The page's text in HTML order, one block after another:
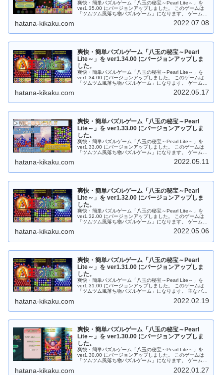
爽快・簡単パズルゲーム「八玉の秘宝～Pearl Lite～」を
ver1.35.00 にバージョンアップしました。 このゲームは
「ツムツム風落ち物パズルゲーム」になります。 ゲーム中
宝玉（パール）を３つ以上つなげてください。 主なバージ
ドを追加しました。初級プレイから地獄プレイまで遊べま
す。 はじめて遊ぶ方はまずは「初級プレイ」で！ 上級者
のチャレンジモードでハイスコアをめざそう！ ※ こちら
はWeb版になりますのでご留意ください。 Android版の場
合は「Google Play ストア」からダウンロードしてから遊
ぶことができます。 Web版の場合はＰＣのブラウザで遊ぶ
ことができます。 もちろんフリーソフトです。応援、よろ
しくお願いします。
hatana-kikaku.com 2022.07.08
爽快・簡単パズルゲーム「八玉の秘宝～Pearl
Lite～」を ver1.34.00 にバージョンアップしま
した。
爽快・簡単パズルゲーム「八玉の秘宝～Pearl Lite～」を
ver1.34.00 にバージョンアップしました。 このゲームは
「ツムツム風落ち物パズルゲーム」になります。 ゲーム中
宝玉（パール）を３つ以上つなげてください。 主なバージ
で遊べるよう「ゲームバランス」を調整しました。 メモリ
管理などの内部処理を最適化して全体的にパフォーマンス
した。 Android版の場合は「Google Play ストア」からダ
ウンロードしてから遊ぶことができます。 Web版の場合は
ＰＣのブラウザで遊ぶことができます。 もちろんフリーソ
フトです。応援、よろしくお願いします。
hatana-kikaku.com 2022.05.17
爽快・簡単パズルゲーム「八玉の秘宝～Pearl
Lite～」を ver1.33.00 にバージョンアップしま
した。
爽快・簡単パズルゲーム「八玉の秘宝～Pearl Lite～」を
ver1.33.00 にバージョンアップしました。 このゲームは
「ツムツム風落ち物パズルゲーム」になります。 ゲーム中
宝玉（パール）を３つ以上つなげてください。 主なバージ
で遊べるよう「ゲームバランス」を調整しました。 メモリ
した。 Android版は「Google Play ストア」からダウンロ
ードしてから遊ぶことができます。 Web版はダウンロード
なしでＰＣのブラウザで遊ぶことができます。 もちろんフ
リーソフトです。応援、よろしくお願いします。
hatana-kikaku.com 2022.05.11
爽快・簡単パズルゲーム「八玉の秘宝～Pearl
Lite～」を ver1.32.00 にバージョンアップしま
した。
爽快・簡単パズルゲーム「八玉の秘宝～Pearl Lite～」を
ver1.32.00 にバージョンアップしました。 このゲームは
「ツムツム風落ち物パズルゲーム」になります。 ゲーム中
宝玉（パール）を３つ以上つなげてください。 主なバージ
ナス」を実装しました。毎日、ログインして「ログインボ
た。 細かい機能改善および不具合を修正しました。
Android版は「Google Play ストア」からダウンロードし
てから遊ぶことができます。 Web版はダウンロードなしで
ＰＣのブラウザで遊ぶことができます。 もちろんフリーソ
フトです。応援、よろしくお願いします。
hatana-kikaku.com 2022.05.06
爽快・簡単パズルゲーム「八玉の秘宝～Pearl
Lite～」を ver1.31.00 にバージョンアップしま
した。
爽快・簡単パズルゲーム「八玉の秘宝～Pearl Lite～」を
ver1.31.00 にバージョンアップしました。 このゲームは
「ツムツム風落ち物パズルゲーム」になります。 主なバー
くつなげるほど高得点をとれるように変更しました。 「宝
に「メイン画面」の背景を切り替わるように変更しまし
能を追加しました。 「タイトル画面」、「音量設定画
面」、「メイン画面」でデザインを変更しました。 「ご意
見・ご要望」、「プライバシーポリシー」のリンク先を公
式ホームページにリンクしました。 ※ こちらはAndroid版
になりますのでご留意ください。 Android版は「Google
Play ストア」からダウンロードしてから遊ぶことができま
す。 Web版はダウンロードなしでＰＣのブラウザで遊ぶこ
とができます。 もちろんフリーソフトです。応援、よろし
hatana-kikaku.com 2022.02.19
爽快・簡単パズルゲーム「八玉の秘宝～Pearl
Lite～」を ver1.30.00 にバージョンアップしま
した。
爽快・簡単パズルゲーム「八玉の秘宝～Pearl Lite～」を
ver1.30.00 にバージョンアップしました。 このゲームは
「ツムツム風落ち物パズルゲーム」になります。 ゲーム中
玉（パール）を３つ以上つなげてください。 主なバージョ
hatana-kikaku.com 2022.01.27